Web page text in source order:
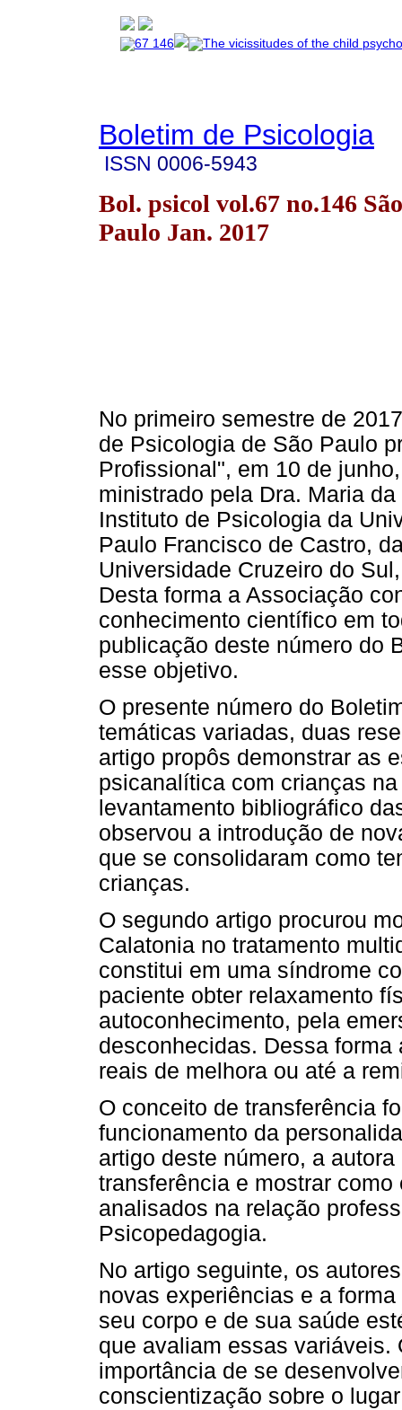
Boletim de Psicologia
ISSN 0006-5943
Bol. psicol vol.67 no.146 São
Paulo Jan. 2017
No primeiro semestre de
de Psicologia de São Paulo
Profissional", em 10 de
ministrado pela Dra. Maria
Instituto de Psicologia da
Paulo Francisco de Castro,
Universidade Cruzeiro do
Desta forma a Associação
conhecimento científico em
publicação deste número do
esse objetivo.
O presente número do
temáticas variadas, duas
artigo propôs demonstrar as
psicanalítica com crianças
levantamento bibliográfico
observou a introdução de
que se consolidaram como
crianças.
O segundo artigo procurou
Calatonia no tratamento
constitui em uma síndrome
paciente obter relaxamento
autoconhecimento, pela
desconhecidas. Dessa
reais de melhora ou até a
O conceito de transferência
funcionamento da
artigo deste número, a
transferência e mostrar
analisados na relação
Psicopedagogia.
No artigo seguinte, os
novas experiências e a
seu corpo e de sua saúde
que avaliam essas variáveis.
importância de se
conscientização sobre o